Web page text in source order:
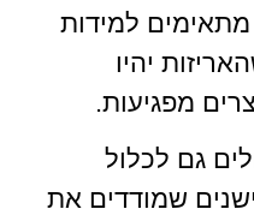
מתאימים למידות
יהיו
מפגיעות.
גם לכלול
שמודדים את